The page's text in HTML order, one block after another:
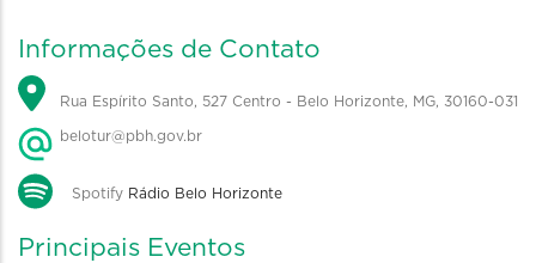
Informações de Contato
Rua Espírito Santo, 527 Centro - Belo Horizonte, MG, 30160-031
belotur@pbh.gov.br
Spotify Rádio Belo Horizonte
Principais Eventos